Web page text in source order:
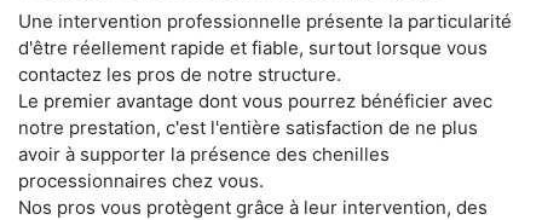
Une intervention professionnelle présente la particularité
d'être réellement rapide et fiable, surtout lorsque vous
contactez les pros de notre structure.
Le premier avantage dont vous pourrez bénéficier avec
notre prestation, c'est l'entière satisfaction de ne plus
avoir à supporter la présence des chenilles
processionnaires chez vous.
Nos pros vous protègent grâce à leur intervention, des